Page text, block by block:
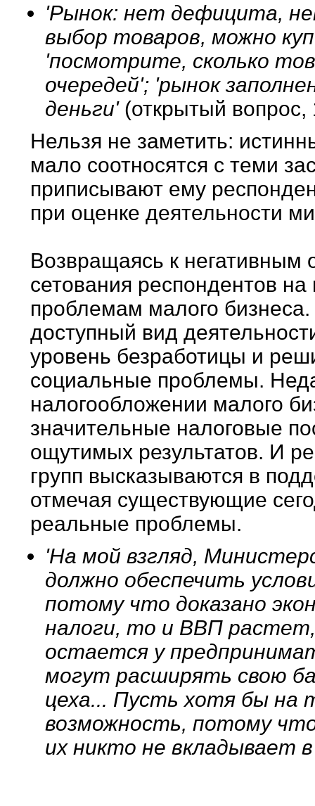
'Рынок: нет дефицита,
выбор товаров, можно
'посмотрите, сколько
очередей'; 'рынок
деньги' (открытый вопрос,
Нельзя не заметить:
мало соотносятся с теми
приписывают ему
при оценке деятельности
Возвращаясь к негативным
сетования респондентов
проблемам малого
доступный вид
уровень безработицы и
социальные проблемы.
налогообложении малого
значительные налоговые
ощутимых результатов. И
групп высказываются в
отмечая существующие
реальные проблемы.
'На мой взгляд,
должно обеспечить
потому что доказано
налоги, то и ВВП
остается у
могут расширять свою
цеха... Пусть хотя бы на
возможность, потому
их никто не вкладывает